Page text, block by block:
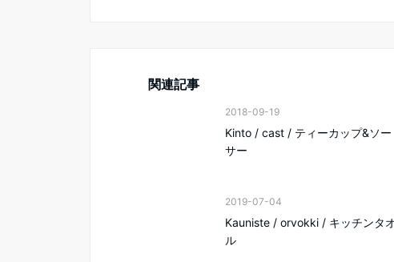
関連記事
2018-09-19
Kinto / cast / ティーカップ&ソー
サー
2019-07-04
Kauniste / orvokki / キッチンタ
ル